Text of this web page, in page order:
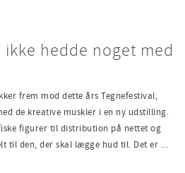
hedde noget med
frem mod dette års Tegnefestival,
de kreative muskler i en ny udstilling.
figurer til distribution på nettet og
til den, der skal lægge hud til. Det er ...